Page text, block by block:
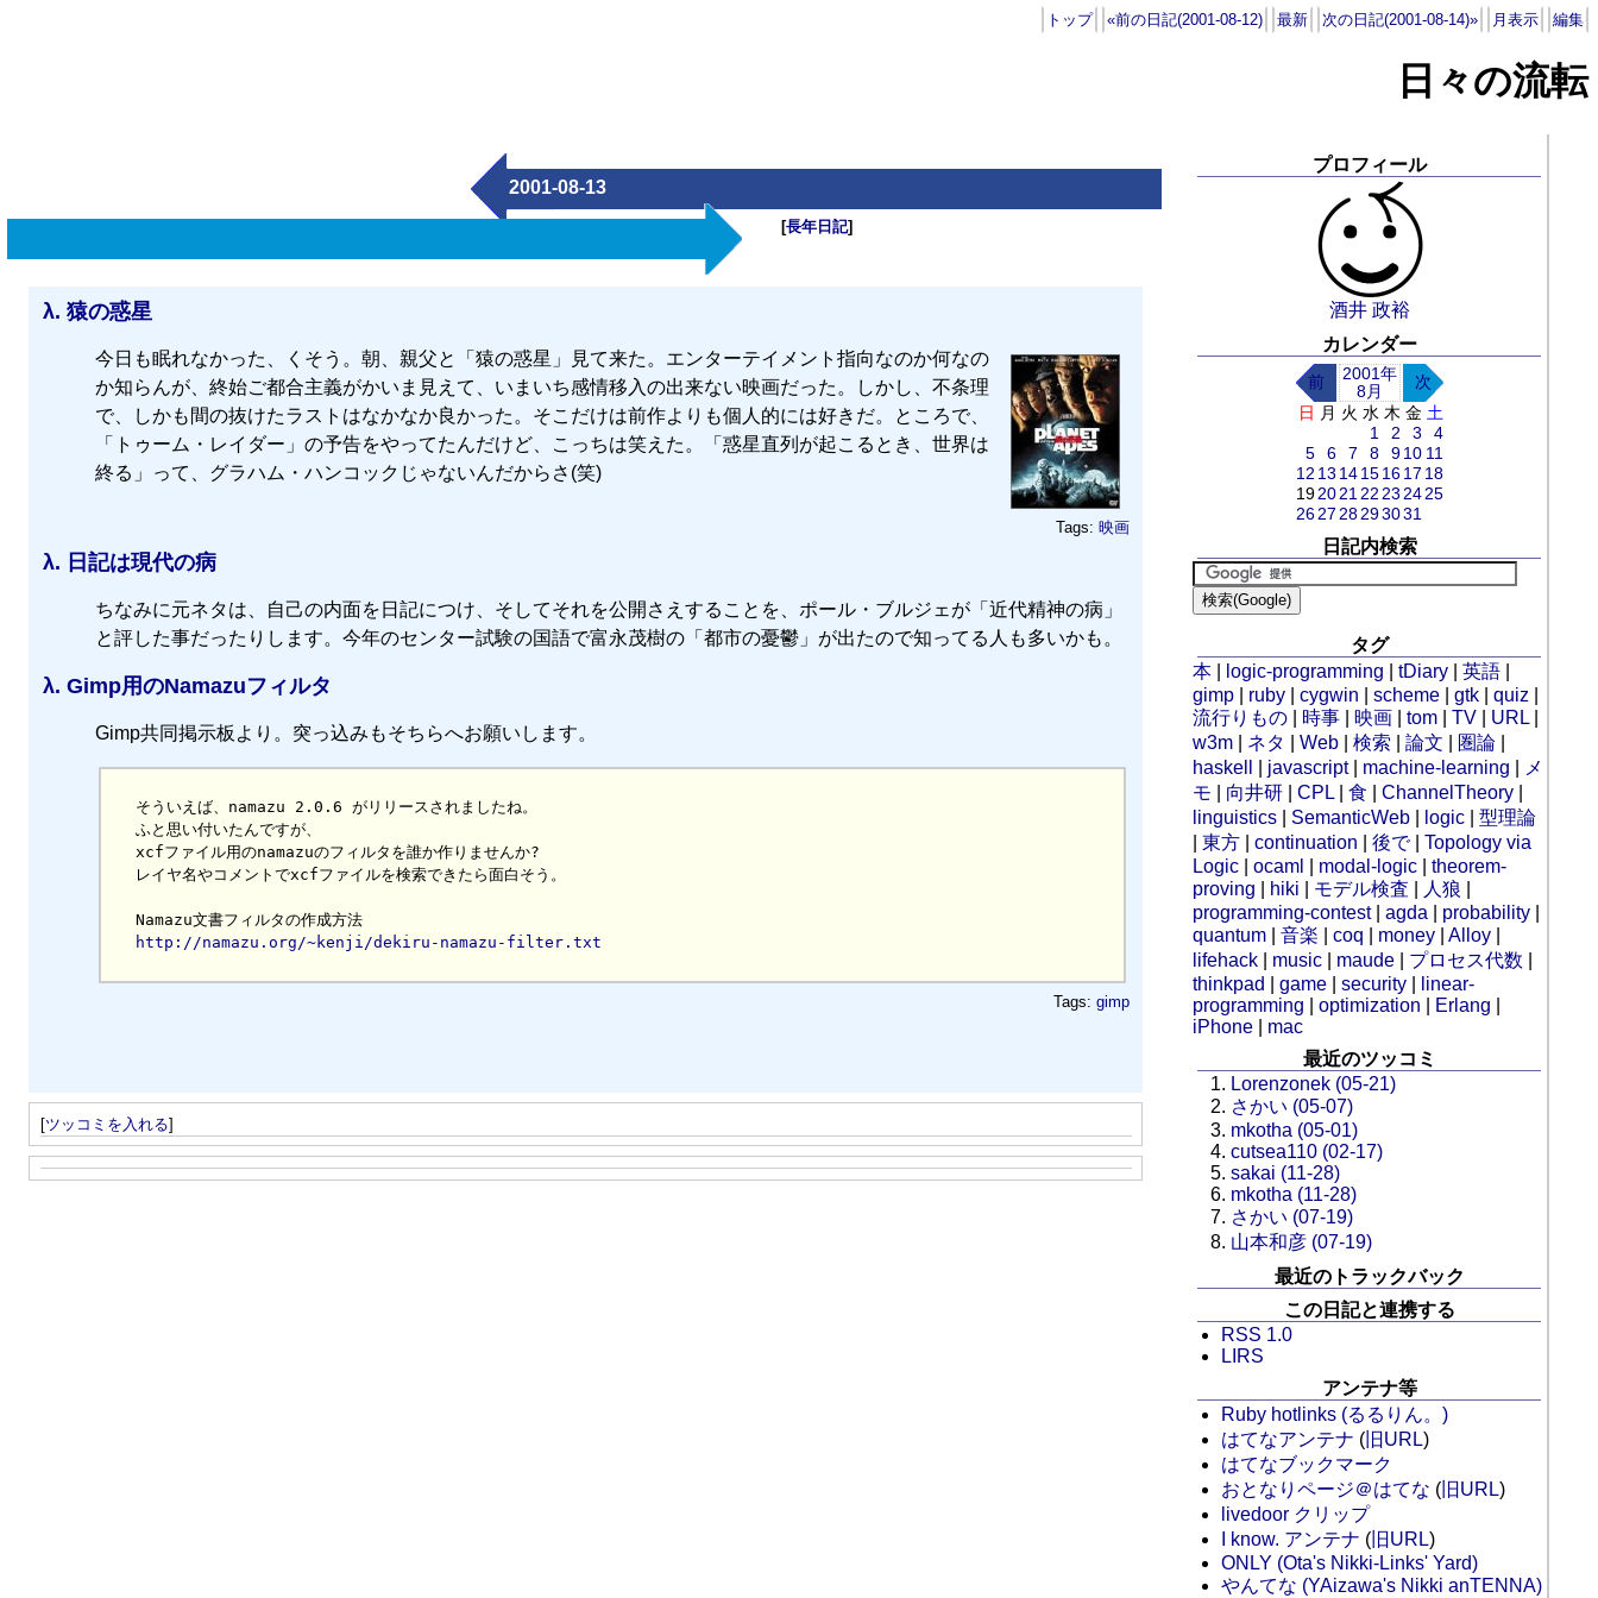
トップ «前の日記(2001-08-12) 最新 次の日記(2001-08-14)» 月表示 編集
日々の流転
2001-08-13
[長年日記]
λ. 猿の惑星
今日も眠れなかった、くそう。朝、親父と「猿の惑星」見て来た。エンターテイメント指向なのか何なの
か知らんが、終始ご都合主義がかいま見えて、いまいち感情移入の出来ない映画だった。しかし、不条理
で、しかも間の抜けたラストはなかなか良かった。そこだけは前作よりも個人的には好きだ。ところで、
「トゥーム・レイダー」の予告をやってたんだけど、こっちは笑えた。「惑星直列が起こるとき、世界は
終る」って、グラハム・ハンコックじゃないんだからさ(笑)
Tags: 映画
λ. 日記は現代の病
ちなみに元ネタは、自己の内面を日記につけ、そしてそれを公開さえすることを、ポール・ブルジェが「近代精神の病」
と評した事だったりします。今年のセンター試験の国語で富永茂樹の「都市の憂鬱」が出たので知ってる人も多いかも。
λ. Gimp用のNamazuフィルタ
Gimp共同掲示板より。突っ込みもそちらへお願いします。
そういえば、namazu 2.0.6 がリリースされましたね。
ふと思い付いたんですが、
xcfファイル用のnamazuのフィルタを誰か作りませんか?
Namazu文書フィルタの作成方法
http://namazu.org/~kenji/dekiru-namazu-filter.txt
Tags: gimp
[ツッコミを入れる]
プロフィール
酒井 政裕
カレンダー
前
2001年
8月
次
日 月 火 水 木 金 土
1
2 3
4
5
6 7 8 9 10 11
12 13 14 15 16 17 18
19 20 21 22 23 24 25
26 27 28 293031
日記内検索
タグ
本
logic-programming |tDiary |英語
gimp
ruby |cygwin |scheme |gtk |quiz
流行りもの
時事 映画 |tom |TV URL
w3m
ネタ |Web |検索 |論文 圏論
haskell
javascript| machine-learning
メ
モ
向井研 |CPL |食 |ChannelTheory
linguistics
SemanticWeb logic |型理論
|東方 |continuation |後で|Topology via
Logic |ocaml modal-logic |theorem-
proving
hiki モデル検査 人狼
programming-contest|agda probability
quantum |音楽 |coq money |Alloy
lifehack
music maude プロセス代数
thinkpad
|game |security
linear-
programming |optimization Erlang
iPhone
mac
最近のツッコミ
Lorenzonek (05-21)
さかい (05-07)
mkotha (05-01)
cutsea110 (02-17)
sakai (11-28)
mkotha (11-28)
さかい (07-19)
山本和彦 (07-19)
最近のトラックバック
この日記と連携する
RSS 1.0
LIRS
アンテナ等
Ruby hotlinks (るるりん。)
はてなアンテナ ( 旧URL)
はてなブックマーク
おとなりページ＠はてな ( 旧URL)
livedoor クリップ
I know. アンテナ ( 旧URL)
ONLY (Ota's Nikki-Links' Yard)
やんてな (YAizawa's Nikki anTENNA)